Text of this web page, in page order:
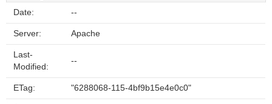
Date: --
Server: Apache
Last-
Modified:
--
ETag: "6288068-115-4bf9b15e4e0c0"